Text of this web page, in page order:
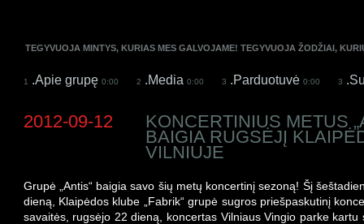
TEGYVUOJA MINTYS, KURIAS MES GALVOJAME! TEGYVUOJA ŽODŽIAI,
1 .Apie grupę 0:00 2 .Media 0:00 3 .Parduotuvė 0:00 3
2012-09-12 KONCERTINIUS METUS
BAIGIA RUGSĖJĮ
VILNIUJE
Grupė „Antis“ baigia savo šių metų koncertinį sezoną! Šį
dieną, Klaipėdos klube „Fabrik“ grupė sugros priešpaskutinį
savaitės, rugsėjo 22 dieną, koncertas Vilniaus Vingio parke kartu